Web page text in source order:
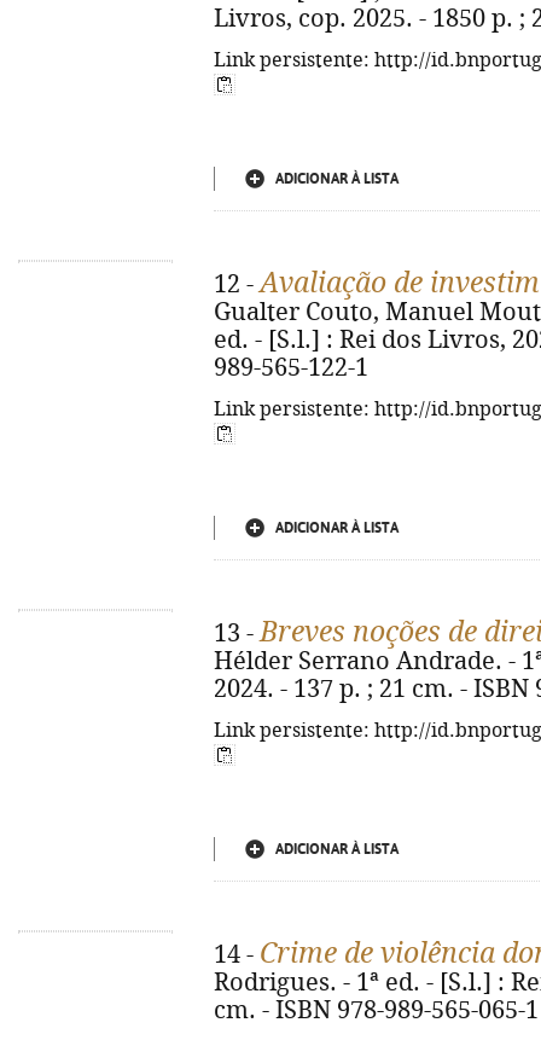
Livros, cop. 2025. - 1850 p. ;
Link persistente: http://
ADICIONAR À LISTA
12 -Avaliação de
Gualter Couto, Manuel
ed. - [S.l.] : Rei dos Livros,
989-565-122-1
Link persistente: http://
ADICIONAR À LISTA
13 -Breves noções de
Hélder Serrano Andrade. -
2024. - 137 p. ; 21 cm. - ISBN
Link persistente: http://
ADICIONAR À LISTA
14 - Crime de violência
Rodrigues. - 1ª ed. - [S.l.] :
cm. - ISBN 978-989-565-065-1